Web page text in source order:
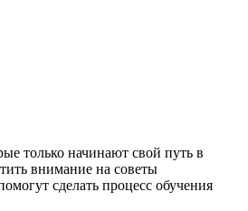
только начинают свой путь в
внимание на советы
сделать процесс обучения